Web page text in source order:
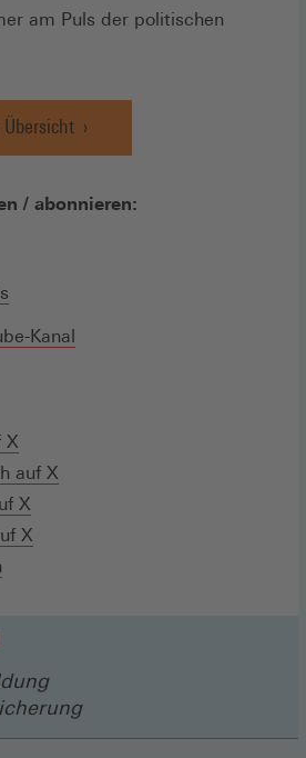
am Puls der politischen
/ abonnieren:
einem
Kanal
X
in
einem
neuen
auf X
X
in
X